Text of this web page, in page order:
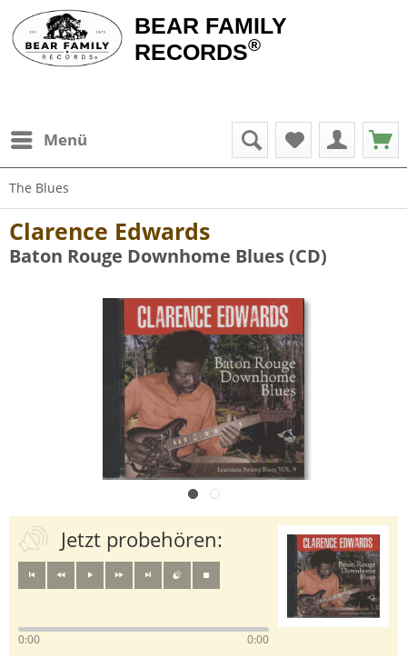
BEAR FAMILY
RECORDS®
Menü
The Blues
Clarence Edwards
Baton Rouge Downhome Blues (CD)
Jetzt probehören:
0:00 0:00